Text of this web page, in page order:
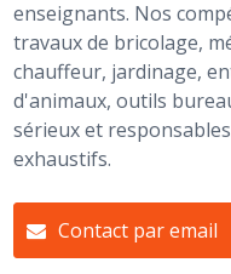
enseignants. Nos
travaux de bricolage,
chauffeur, jardinage,
d'animaux, outils
sérieux et
exhaustifs.
Contact par email